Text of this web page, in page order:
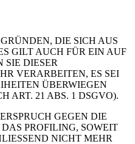
DIE SICH AUS
GILT AUCH FÜR EIN AUF
SIE DIESER
VERARBEITEN, ES SEI
ÜBERWIEGEN
ART. 21 ABS. 1 DSGVO).
GEGEN DIE
PROFILING, SOWEIT
NICHT MEHR